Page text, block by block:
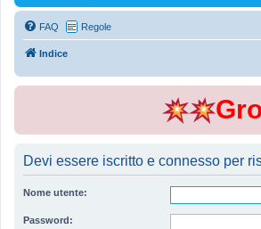
FAQ Regole
Indice
Devi essere iscritto e connesso per
Nome utente:
Password: